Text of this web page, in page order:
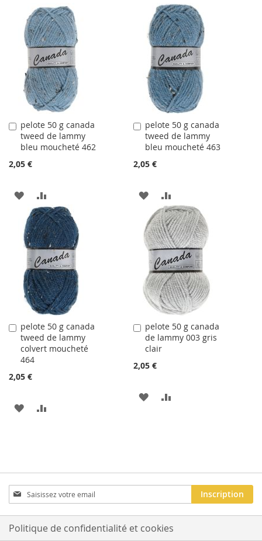
À
LA
LISTE
D'ACHATS
AU
COMPARATEUR
LA
LISTE
D'ACHATS
COMPARATEUR
pelote 50 g canada
tweed de lammy
bleu moucheté 462
2,05 €
Ajouter
au
panier
AJOUTER
À
LA
LISTE
D'ACHATS
AU
COMPARATEUR
pelote 50 g canada
tweed de lammy
bleu moucheté 463
2,05 €
Ajouter
au
panier
AJOUTER
À
LA
LISTE
D'ACHATS
AU
COMPARATEUR
pelote 50 g canada
tweed de lammy
colvert moucheté
464
2,05 €
Ajouter
au
panier
AJOUTER
D'ACHATS
pelote 50 g canada
de lammy 003 gris
clair
2,05 €
Ajouter
au
panier
AJOUTER
Inscription
à
notre
newsletter
Inscription
Politique de confidentialité et cookies